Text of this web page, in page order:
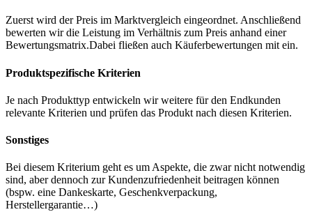
Zuerst wird der Preis im Marktvergleich eingeordnet. Anschließend
bewerten wir die Leistung im Verhältnis zum Preis anhand einer
Bewertungsmatrix.Dabei fließen auch Käuferbewertungen mit ein.
Produktspezifische Kriterien
Je nach Produkttyp entwickeln wir weitere für den Endkunden
relevante Kriterien und prüfen das Produkt nach diesen Kriterien.
Sonstiges
Bei diesem Kriterium geht es um Aspekte, die zwar nicht notwendig
sind, aber dennoch zur Kundenzufriedenheit beitragen können
(bspw. eine Dankeskarte, Geschenkverpackung,
Herstellergarantie…)